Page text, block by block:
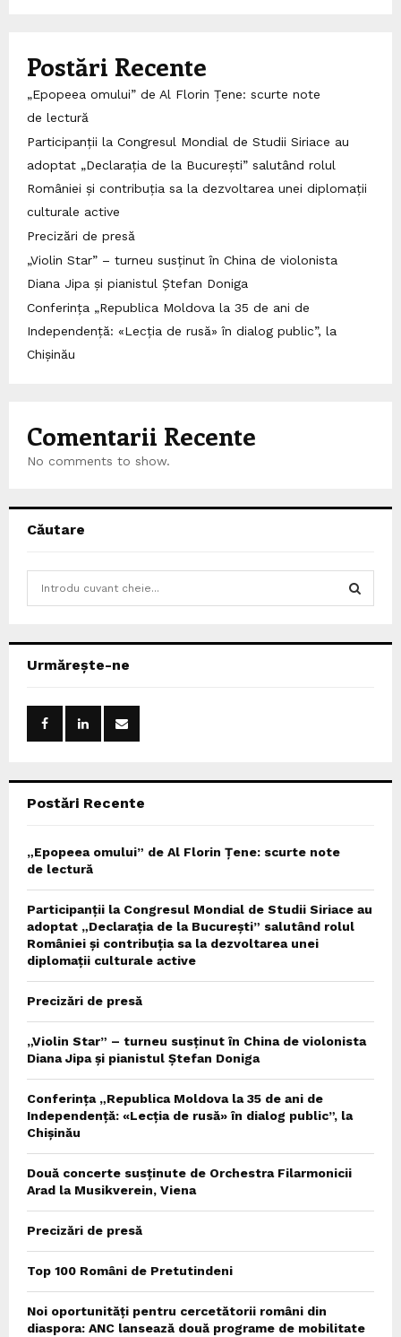
Postări Recente
„Epopeea omului” de Al Florin Țene: scurte note
de lectură
Participanții la Congresul Mondial de Studii Siriace au
adoptat „Declarația de la București” salutând rolul
României și contribuția sa la dezvoltarea unei diplomații
culturale active
Precizări de presă
„Violin Star” – turneu susținut în China de violonista
Diana Jipa și pianistul Ștefan Doniga
Conferința „Republica Moldova la 35 de ani de
Independență: «Lecția de rusă» în dialog public”, la
Chișinău
Comentarii Recente
No comments to show.
Căutare
h
Urmărește-ne
Postări Recente
„Epopeea omului” de Al Florin Țene: scurte note
de lectură
Participanții la Congresul Mondial de Studii Siriace au
adoptat „Declarația de la București” salutând rolul
României și contribuția sa la dezvoltarea unei
diplomații culturale active
Precizări de presă
„Violin Star” – turneu susținut în China de violonista
Diana Jipa și pianistul Ștefan Doniga
Conferința „Republica Moldova la 35 de ani de
Independență: «Lecția de rusă» în dialog public”, la
Chișinău
Două concerte susținute de Orchestra Filarmonicii
Arad la Musikverein, Viena
Precizări de presă
Top 100 Români de Pretutindeni
Noi oportunități pentru cercetătorii români din
diaspora: ANC lansează două programe de mobilitate